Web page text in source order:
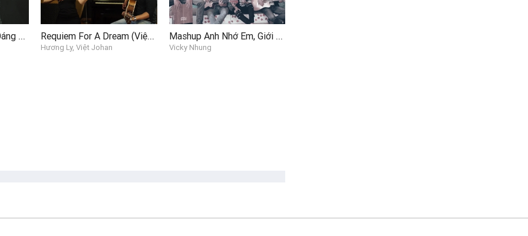
Mashup Khuôn Mặt Đáng Thương, Không Phải Dạng Vừa Đâu (MV Cover) Requiem For A Dream (Việt Johan, Hương Ly)
Hương Ly, Việt Johan
Mashup Anh Nhớ Em, Giới Hạn Nào Cho Chúng Ta, Chuyện Như Chưa Bắt Đầu, Mắt Buồn (Vicky Nhung Cover)
Vicky Nhung